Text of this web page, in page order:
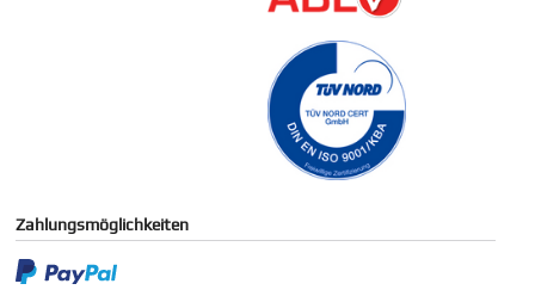
Zahlungsmöglichkeiten